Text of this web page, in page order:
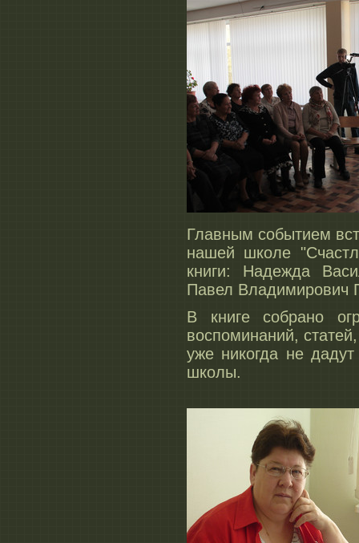
Главным событием
нашей школе
книги: Надежда
Павел Владимирович
В книге собрано
воспоминаний,
уже никогда не
школы.